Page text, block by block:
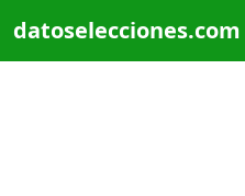
datoselecciones.com